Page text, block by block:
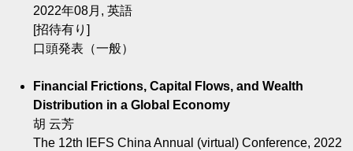
2022年08月, 英語
[招待有り]
口頭発表（一般）
Financial Frictions, Capital Flows, and Wealth
Distribution in a Global Economy
胡 云芳
The 12th IEFS China Annual (virtual) Conference, 2022